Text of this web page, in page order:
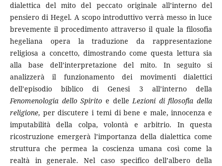
dialettica del mito del peccato originale all’interno del
pensiero di Hegel. A scopo introduttivo verrà messo in luce
brevemente il procedimento attraverso il quale la filosofia
hegeliana opera la traduzione da rappresentazione
religiosa a concetto, dimostrando come questa lettura sia
alla base dell’interpretazione del mito. In seguito si
analizzerà il funzionamento dei movimenti dialettici
dell’episodio biblico di Genesi 3 all’interno della
Fenomenologia dello Spirito e delleLezioni di filosofia della
religione, per discutere i temi di bene e male, innocenza e
imputabilità della colpa, volontà e arbitrio. In questa
ricostruzione emergerà l’importanza della dialettica come
struttura che permea la coscienza umana così come la
realtà in generale. Nel caso specifico dell’albero della